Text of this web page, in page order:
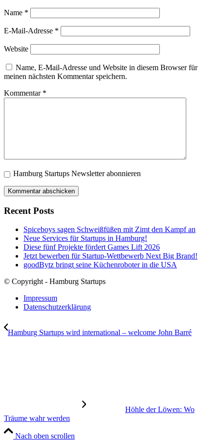
Name *
E-Mail-Adresse *
Website
Name, E-Mail-Adresse und Website in diesem Browser für
meinen nächsten Kommentar speichern.
Kommentar *
Hamburg Startups Newsletter abonnieren
Recent Posts
Spiceboys sagen Schweißfüßen mit Zimt den Kampf an
Neue Services für Startups in Hamburg!
Diese fünf Projekte fördert Games Lift 2026
Jetzt bewerben für Startup-Wettbewerb Next Big Brand!
goodBytz bringt seine Küchenroboter in die USA
© Copyright - Hamburg Startups
Impressum
Datenschutzerklärung
Hamburg Startups wird international – welcome John Barré
Höhle der Löwen: Wo
Träume wahr werden
Nach oben scrollen